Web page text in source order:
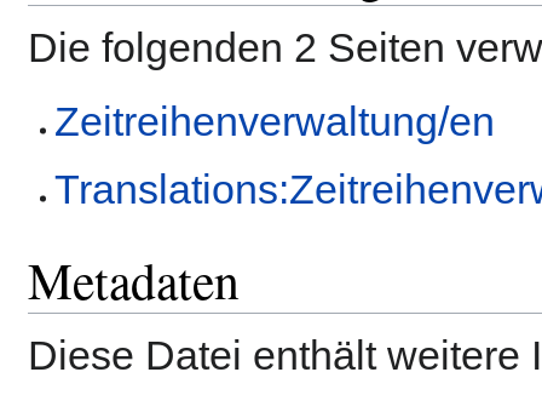
Die folgenden 2 Seiten
Zeitreihenverwaltung/en
Metadaten
Diese Datei enthält weitere